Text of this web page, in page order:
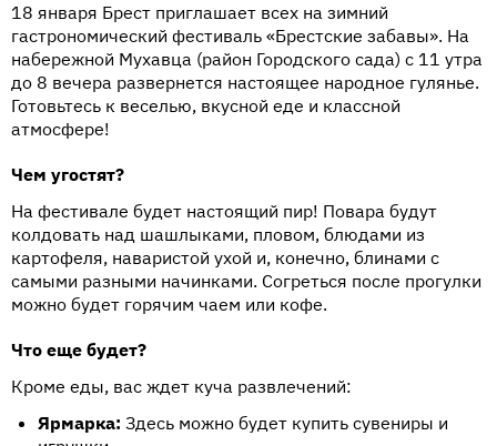
18 января Брест приглашает всех на зимний
гастрономический фестиваль «Брестские забавы». На
набережной Мухавца (район Городского сада) с 11 утра
до 8 вечера развернется настоящее народное гулянье.
Готовьтесь к веселью, вкусной еде и классной
атмосфере!
Чем угостят?
На фестивале будет настоящий пир! Повара будут
колдовать над шашлыками, пловом, блюдами из
картофеля, наваристой ухой и, конечно, блинами с
самыми разными начинками. Согреться после прогулки
можно будет горячим чаем или кофе.
Что еще будет?
Кроме еды, вас ждет куча развлечений:
Ярмарка: Здесь можно будет купить сувениры и